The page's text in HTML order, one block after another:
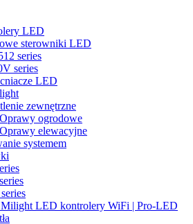
LED
sterowniki LED
series
series
LED
zewnętrzne
Oprawy ogrodowe
Oprawy elewacyjne
systemem
LED kontrolery WiFi | Pro-LED